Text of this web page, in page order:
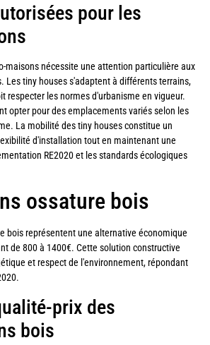
pour les
maisons nécessite une attention particulière aux
Les tiny houses s'adaptent à différents terrains,
respecter les normes d'urbanisme en vigueur.
opter pour des emplacements variés selon les
La mobilité des tiny houses constitue un
d'installation tout en maintenant une
RE2020 et les standards écologiques
ossature bois
bois représentent une alternative économique
de 800 à 1400€. Cette solution constructive
et respect de l'environnement, répondant
prix des
bois